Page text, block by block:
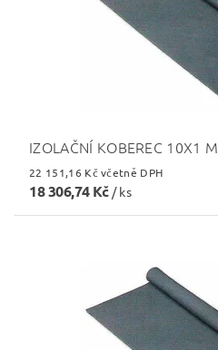
IZOLAČNÍ KOBEREC 10X1 M
22 151,16 Kč včetně DPH
18 306,74 Kč / ks